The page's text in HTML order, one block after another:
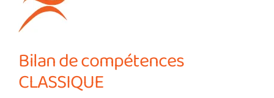
Bilan de compétences
CLASSIQUE